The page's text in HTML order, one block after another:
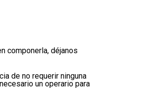
componerla, déjanos
de no requerir ninguna
un operario para